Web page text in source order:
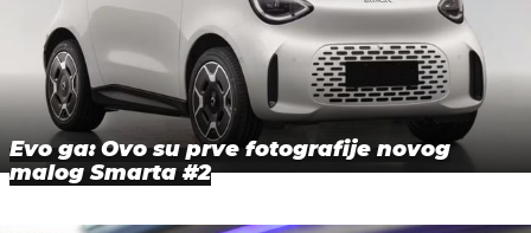
Evo ga: Ovo su prve fotografije novog
malog Smarta #2